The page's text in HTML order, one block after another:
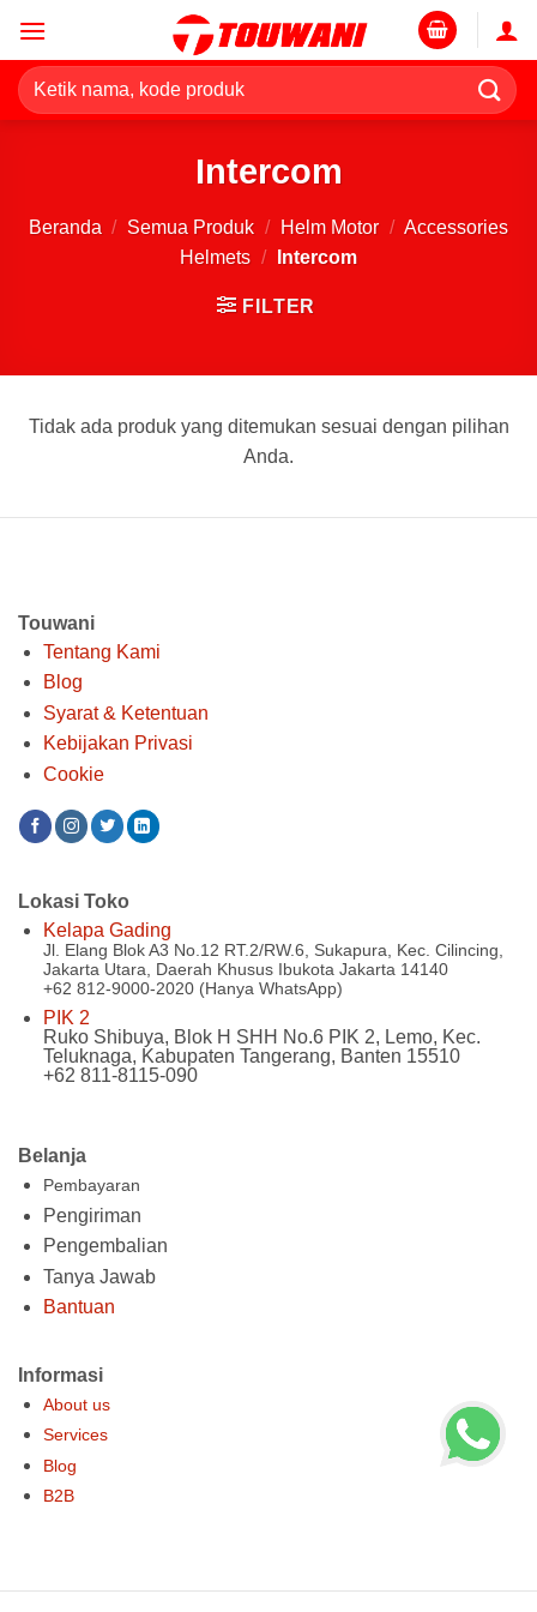
content
Pencarian
untuk:
Intercom
Beranda / Semua Produk / Helm Motor / Accessories
Helmets / Intercom
FILTER
Tidak ada produk yang ditemukan sesuai dengan pilihan
Anda.
Touwani
Tentang Kami
Blog
Syarat & Ketentuan
Kebijakan Privasi
Cookie
Belanja
Pembayaran
Pengiriman
Pengembalian
Tanya Jawab
Bantuan
Informasi
About us
Services
Blog
B2B
Lokasi Toko
Kelapa Gading
Jl. Elang Blok A3 No.12 RT.2/RW.6, Sukapura, Kec. Cilincing,
Jakarta Utara, Daerah Khusus Ibukota Jakarta 14140
+62 812-9000-2020 (Hanya WhatsApp)
PIK 2
Ruko Shibuya, Blok H SHH No.6 PIK 2, Lemo, Kec.
Teluknaga, Kabupaten Tangerang, Banten 15510
+62 811-8115-090